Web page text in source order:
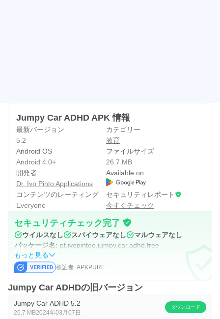
お問い合わせください：
ivo.pintoo@gmail.com
よろしくお願いいたします
Ivo Pinto
Jumpy Car ADHD APK 情報
最新バージョン
5.2
カテゴリー
教育
Android OS
Android 4.0+
ファイルサイズ
26.7 MB
開発者
Dr. Ivo Pinto Applications
Available on
コンテンツのレーティング
Everyone
セキュリティレポート
今すぐチェック
セキュリティチェック完了
ウイルスなし スパイウェアなし
マルウェアなし
パッケージ名: pt.ivopintoo.jumpy.car.adhd.free
もっと見る
検証者: APKPURE
Jumpy Car ADHDの旧バージョン
Jumpy Car ADHD 5.2
26.7 MB2024年03月07日
ダウンロード